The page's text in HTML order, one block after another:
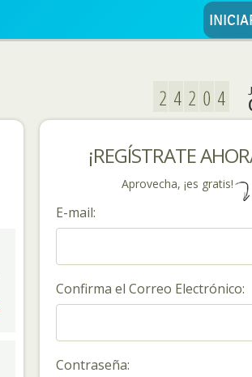
¡REGÍSTRATE
Aprovecha, ¡es gratis!
E-mail:
Confirma el Correo Electrónico:
Contraseña: